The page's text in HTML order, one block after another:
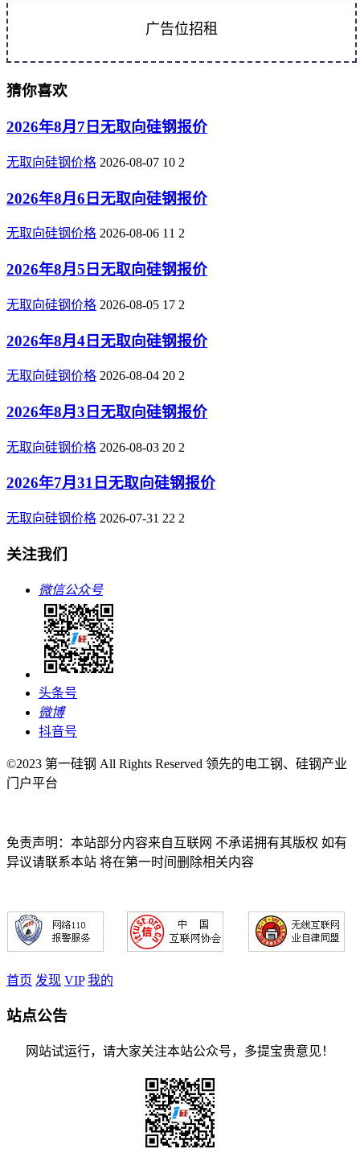
广告位招租
猜你喜欢
2026年8月7日无取向硅钢报价
无取向硅钢价格 2026-08-07 10 2
2026年8月6日无取向硅钢报价
无取向硅钢价格 2026-08-06 11 2
2026年8月5日无取向硅钢报价
无取向硅钢价格 2026-08-05 17 2
2026年8月4日无取向硅钢报价
无取向硅钢价格 2026-08-04 20 2
2026年8月3日无取向硅钢报价
无取向硅钢价格 2026-08-03 20 2
2026年7月31日无取向硅钢报价
无取向硅钢价格 2026-07-31 22 2
关注我们
微信公众号
头条号
微博
抖音号
©2023 第一硅钢 All Rights Reserved 领先的电工钢、硅钢产业
门户平台
免责声明：本站部分内容来自互联网 不承诺拥有其版权 如有
异议请联系本站 将在第一时间删除相关内容
首页 发现 VIP 我的
站点公告
网站试运行，请大家关注本站公众号，多提宝贵意见！